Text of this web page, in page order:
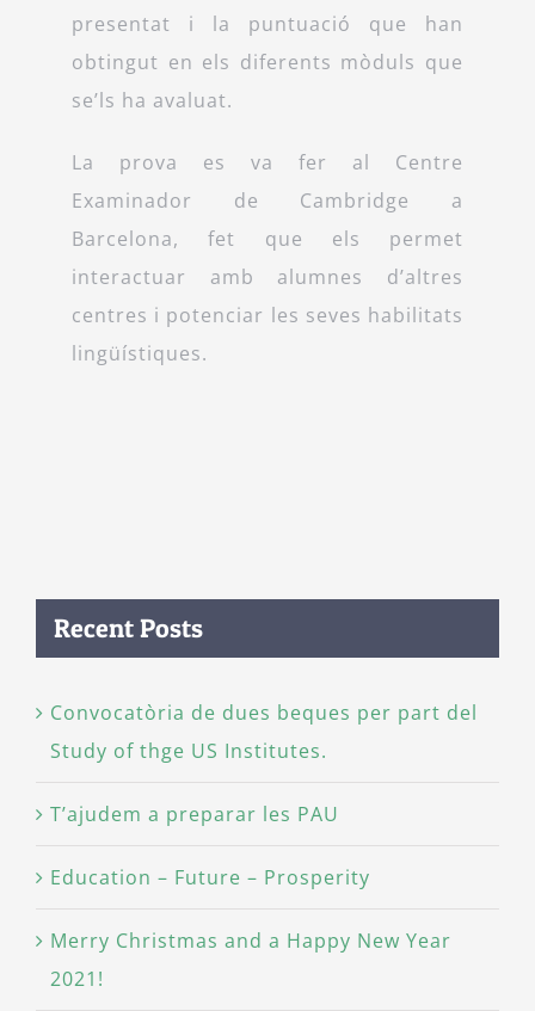
presentat i la puntuació que han
obtingut en els diferents mòduls que
se’ls ha avaluat.
La prova es va fer al Centre
Examinador de Cambridge a
Barcelona, fet que els permet
interactuar amb alumnes d’altres
centres i potenciar les seves habilitats
lingüístiques.
Recent Posts
Convocatòria de dues beques per part del
Study of thge US Institutes.
T’ajudem a preparar les PAU
Education – Future – Prosperity
Merry Christmas and a Happy New Year
2021!